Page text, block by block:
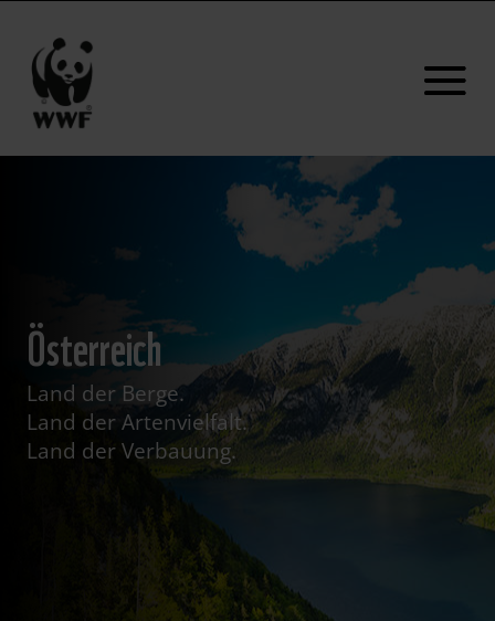
Österreich
Land der Berge.
Land der Artenvielfalt.
Land der Verbauung.